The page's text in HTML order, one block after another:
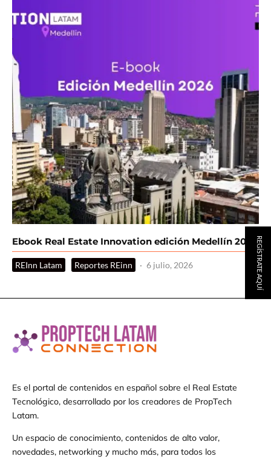
Ebook Real Estate Innovation edición Medellín 2026
REInn Latam Reportes REinn · 6 julio, 2026
Es el portal de contenidos en español sobre el Real Estate
Tecnológico, desarrollado por los creadores de PropTech
Latam.
Un espacio de conocimiento, contenidos de alto valor,
novedades, networking y mucho más, para todos los
REGÍSTRATE AQUÍ